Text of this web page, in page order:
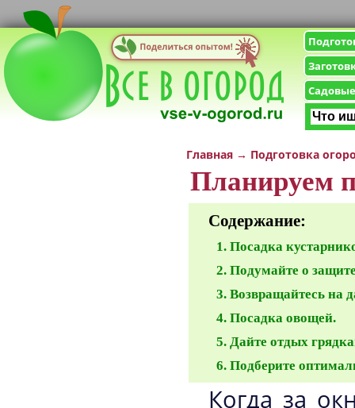
Главная → Подготовка
Планируем
Содержание:
Посадка
Подумайте о
Возвращайтесь на
Посадка овощей.
Дайте отдых
Подберите
Когда за